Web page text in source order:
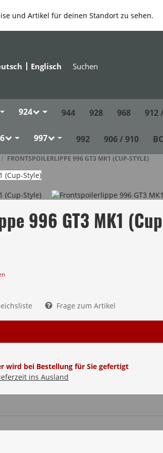
und Artikel für deinen Standort zu sehen.
Englisch
924 944 928 968 912
997 992 906 / 910
FRONTSPOILERLIPPE 996 GT3 MK1 (CUP-STYLE)
996 GT3 MK1
wird bei Bestellung für Sie gefertigt
ins Ausland
Frage zum Artikel